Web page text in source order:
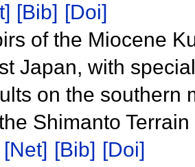
[Bib] [Doi]
of the Miocene
Japan, with
on the southern
Shimanto
[Net] [Bib] [Doi]